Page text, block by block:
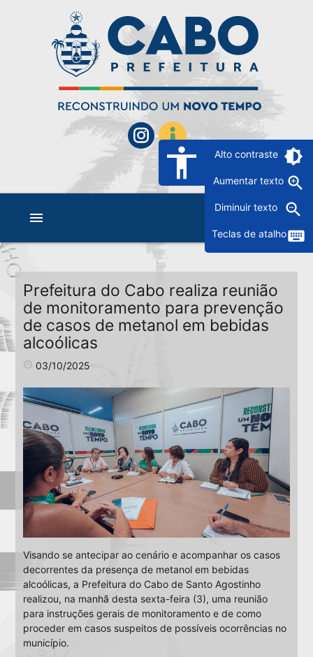
accessibility Alto contraste brightness_6
Aumentar texto zoom_in
Diminuir texto zoom_out
Teclas de atalhokeyboard
menu
Prefeitura do Cabo realiza reunião
de monitoramento para prevenção
de casos de metanol em bebidas
alcoólicas
access_time 03/10/2025
Visando se antecipar ao cenário e acompanhar os casos
decorrentes da presença de metanol em bebidas
alcoólicas, a Prefeitura do Cabo de Santo Agostinho
realizou, na manhã desta sexta-feira (3), uma reunião
para instruções gerais de monitoramento e de como
proceder em casos suspeitos de possíveis ocorrências no
município.